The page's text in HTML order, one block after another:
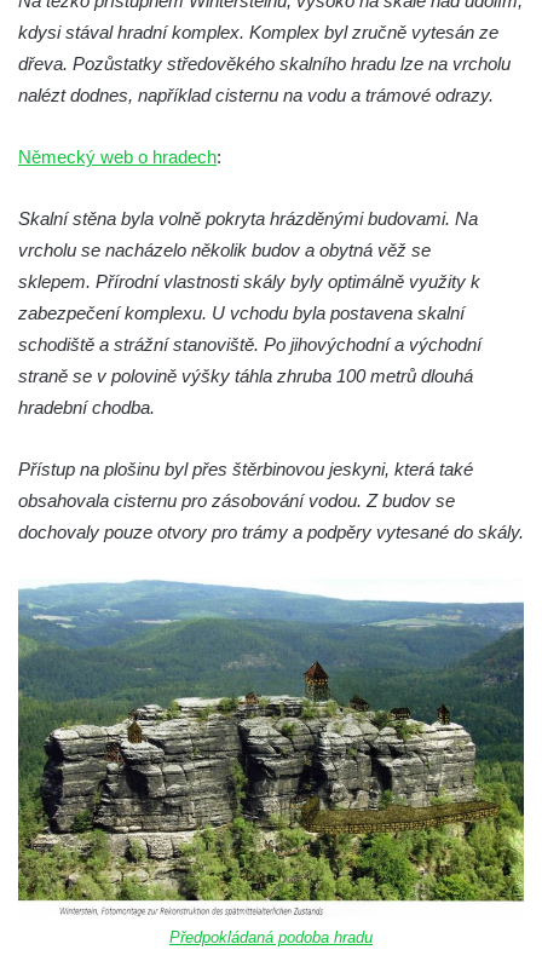
kdysi stával hradní komplex. Komplex byl zručně vytesán ze
dřeva. Pozůstatky středověkého skalního hradu lze na vrcholu
nalézt dodnes, například cisternu na vodu a trámové odrazy.
Německý web o hradech:
Skalní stěna byla volně pokryta hrázděnými budovami. Na
vrcholu se nacházelo několik budov a obytná věž se
sklepem. Přírodní vlastnosti skály byly optimálně využity k
zabezpečení komplexu. U vchodu byla postavena skalní
schodiště a strážní stanoviště. Po jihovýchodní a východní
straně se v polovině výšky táhla zhruba 100 metrů dlouhá
hradební chodba.
Přístup na plošinu byl přes štěrbinovou jeskyni, která také
obsahovala cisternu pro zásobování vodou. Z budov se
dochovaly pouze otvory pro trámy a podpěry vytesané do skály.
Předpokládaná podoba hradu